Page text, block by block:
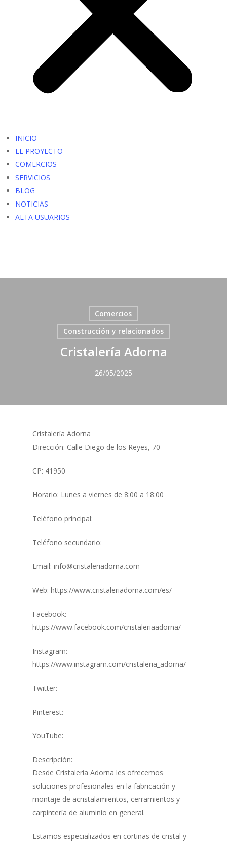
INICIO
EL PROYECTO
COMERCIOS
SERVICIOS
BLOG
NOTICIAS
ALTA USUARIOS
Comercios
Construcción y relacionados
Cristalería Adorna
26/05/2025
Cristalería Adorna
Dirección: Calle Diego de los Reyes, 70
CP: 41950
Horario: Lunes a viernes de 8:00 a 18:00
Teléfono principal:
Teléfono secundario:
Email: info@cristaleriadorna.com
Web: https://www.cristaleriadorna.com/es/
Facebook:
https://www.facebook.com/cristaleriaadorna/
Instagram:
https://www.instagram.com/cristaleria_adorna/
Twitter:
Pinterest:
YouTube:
Descripción:
Desde Cristalería Adorna les ofrecemos
soluciones profesionales en la fabricación y
montaje de acristalamientos, cerramientos y
carpintería de aluminio en general.
Estamos especializados en cortinas de cristal y